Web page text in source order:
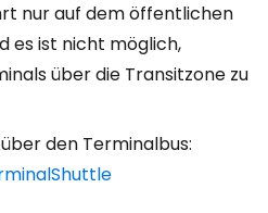
nur auf dem öffentlichen
es ist nicht möglich,
über die Transitzone zu
den Terminalbus: